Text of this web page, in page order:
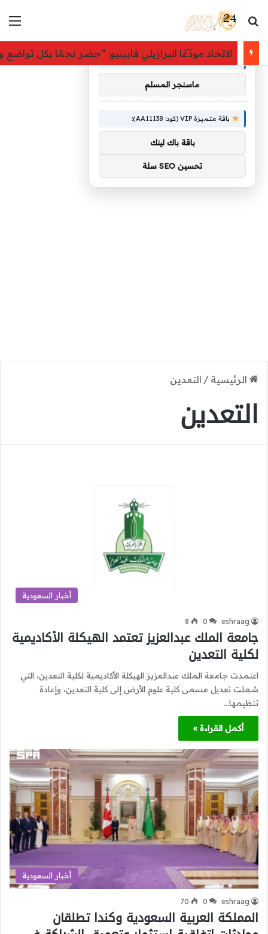
بحث عن
الاتحاد مودِّعًا البرازيلي فابينيو: “حضر نجمًا بكل
الرئيسية / التعدين
التعدين
أخبار السعودية
eshraag
0
8
جامعة الملك عبدالعزيز تعتمد الهيكلة الأكاديمية
لكلية التعدين
اعتمدت جامعة الملك عبدالعزيز الهيكلة الأكاديمية لكلية التعدين، التي
شملت تعديل مسمى كلية علوم الأرض إلى كلية التعدين، وإعادة
تنظيمها…
أكمل القراءة »
أخبار السعودية
eshraag
0
70
المملكة العربية السعودية وكندا تطلقان
توصيات :
باقة متميزة VIP (كود: AA26790):
ماسنجر المسلم
باقة متميزة VIP (كود: AA11138):
باقة باك لينك
تحسين SEO سلة